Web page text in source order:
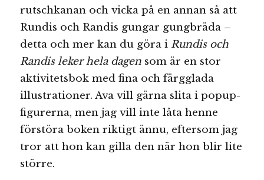
rutschkanan och vicka på en annan så att
Rundis och Randis gungar gungbräda –
detta och mer kan du göra i Rundis och
Randis leker hela dagen som är en stor
aktivitetsbok med fina och färgglada
illustrationer. Ava vill gärna slita i popup-
figurerna, men jag vill inte låta henne
förstöra boken riktigt ännu, eftersom jag
tror att hon kan gilla den när hon blir lite
större.